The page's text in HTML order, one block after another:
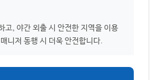
고, 야간 외출 시 안전한 지역을 이용
니저 동행 시 더욱 안전합니다.